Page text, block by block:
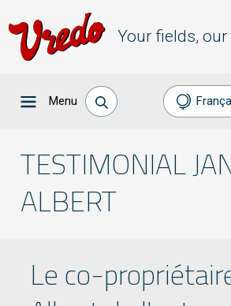
Your fields,
Menu
English
TESTIMONIAL
ALBERT
Le co-